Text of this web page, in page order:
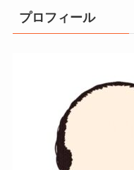
プロフィール